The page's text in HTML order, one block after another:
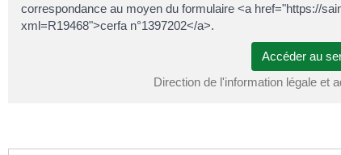
correspondance au moyen du formulaire <a href="https://
xml=R19468">cerfa n°1397202</a>.
Accéder au
Direction de l'information légale et